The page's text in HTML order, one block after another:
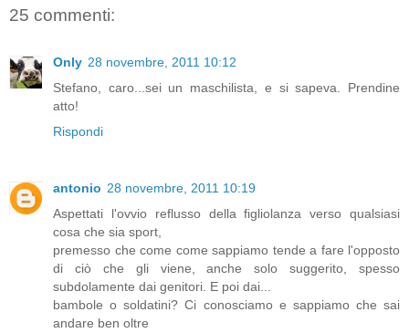
25 commenti:
Only 28 novembre, 2011 10:12
Stefano, caro...sei un maschilista, e si sapeva. Prendine
atto!
Rispondi
antonio 28 novembre, 2011 10:19
Aspettati l'ovvio reflusso della figliolanza verso qualsiasi
cosa che sia sport,
premesso che come come sappiamo tende a fare l'opposto
di ciò che gli viene, anche solo suggerito, spesso
subdolamente dai genitori. E poi dai...
bambole o soldatini? Ci conosciamo e sappiamo che sai
andare ben oltre